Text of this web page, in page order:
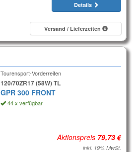
Details
Versand / Lieferzeiten
Tourensport-Vorderreifen
120/70ZR17 (58W) TL
GPR 300 FRONT
44 x verfügbar
Aktionspreis
inkl. 19% MwSt.